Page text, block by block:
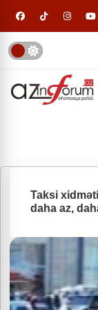
Taksi
daha az,